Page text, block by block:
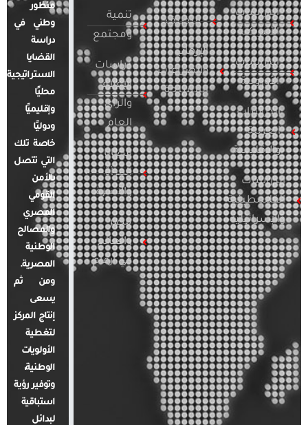
الدراسات
الأمريكية
الدراسات
الأوروبية
الدراسات
العربية
والإقليمية
الدراسات
الفلسطينية
والإسرائيلية
التطرف
الإرهاب
والصراعات
المسلحة
تنمية
ومجتمع
دراسات
الإعلام
والرأي
العام
قضايا
المرأة
والأسرة
مصر
والعالم
في أرقام
منظور
وطني في
دراسة
القضايا
الاستراتيجية
محليًا
وإقليميًا
ودوليًا
خاصة تلك
التي تتصل
بالأمن
القومي
المصري
والمصالح
الوطنية
المصرية.
ومن ثم
يسعى
إنتاج المركز
لتغطية
الأولويات
الوطنية،
وتوفير رؤية
استباقية
لبدائل